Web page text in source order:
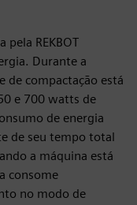
pela REKBOT
Durante a
de compactação está
e 700 watts de
de energia
de seu tempo total
a máquina está
consome
no modo de